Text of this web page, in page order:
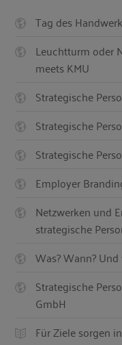
Tag des
Leuchtturm oder
meets KMU
Strategische
Strategische
Strategische
Employer
Netzwerken und
strategische
Was? Wann?
Strategische
GmbH
Für Ziele sorgen